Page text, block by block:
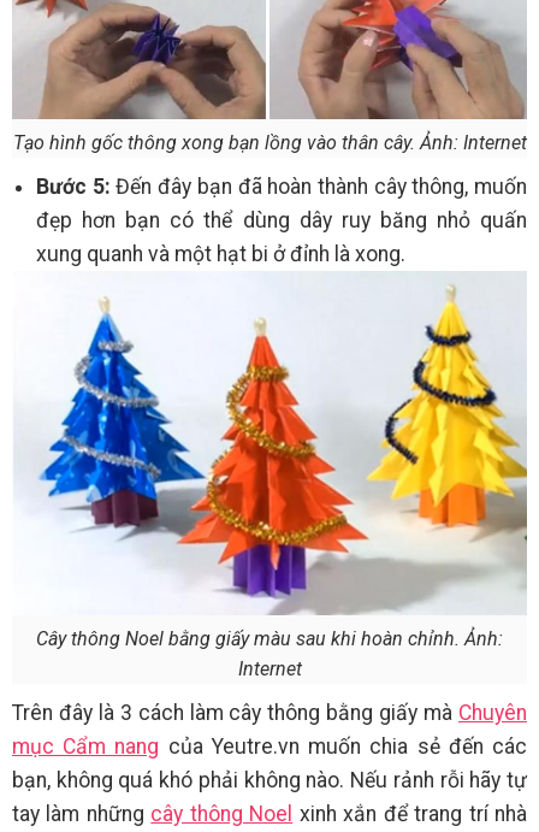
Tạo hình gốc thông xong bạn lồng vào thân cây. Ảnh: Internet
Bước 5: Đến đây bạn đã hoàn thành cây thông, muốn
đẹp hơn bạn có thể dùng dây ruy băng nhỏ quấn
xung quanh và một hạt bi ở đỉnh là xong.
Cây thông Noel bằng giấy màu sau khi hoàn chỉnh. Ảnh:
Internet
Trên đây là 3 cách làm cây thông bằng giấy mà Chuyên
mục Cẩm nang của Yeutre.vn muốn chia sẻ đến các
bạn, không quá khó phải không nào. Nếu rảnh rỗi hãy tự
tay làm những cây thông Noel xinh xắn để trang trí nhà